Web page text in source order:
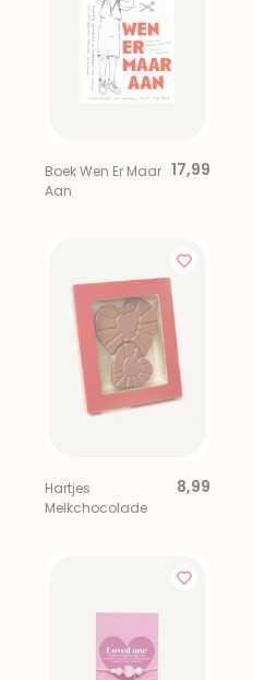
Boek Wen Er Maar
Aan
17,99
Hartjes
Melkchocolade
8,99